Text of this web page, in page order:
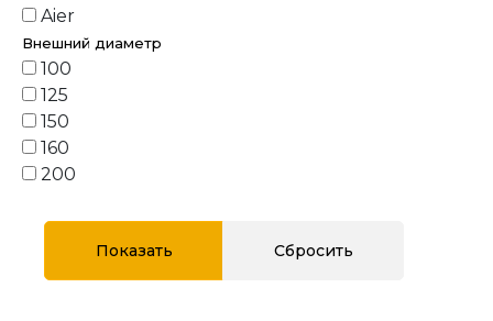
Aier
Внешний диаметр
100
125
150
160
200